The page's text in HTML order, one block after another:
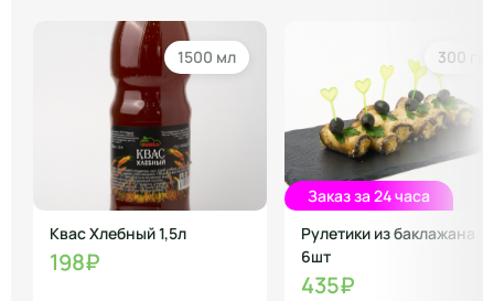
1500 мл
Квас Хлебный 1,5л
198₽
300 гр
Заказ за 24 часа
Рулетики из баклажана
6шт
435₽